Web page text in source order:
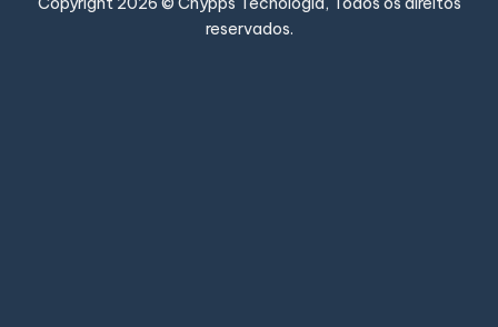
reservados.